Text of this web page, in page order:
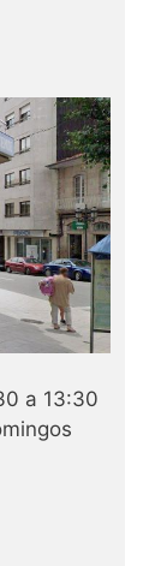
a 13:30